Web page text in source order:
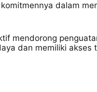
dalam
mendorong
dan memiliki akses